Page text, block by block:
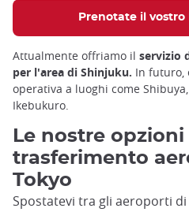
Prenotate il vostro
Attualmente offriamo il servizio
per l'area di Shinjuku. In futuro,
operativa a luoghi come
Ikebukuro.
Le nostre opzioni
trasferimento
Tokyo
Spostatevi tra gli aeroporti